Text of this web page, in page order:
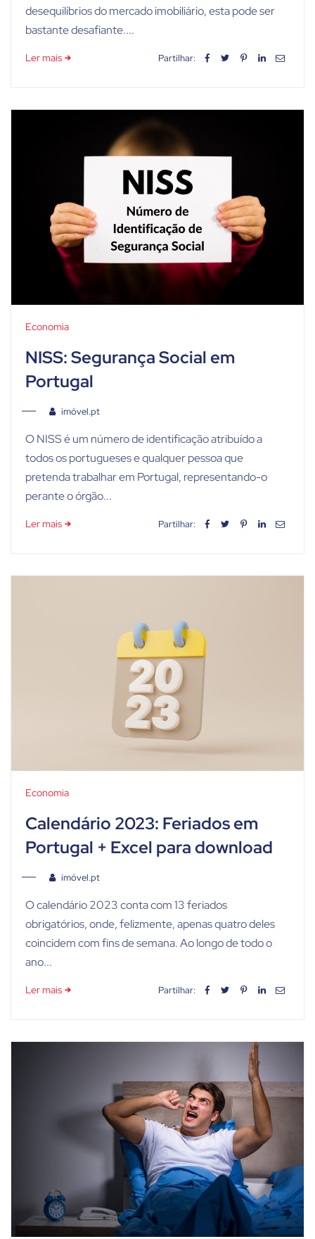
desequilíbrios do mercado imobiliário, esta pode ser
bastante desafiante....
Ler mais Partilhar:
Economia
NISS: Segurança Social em
Portugal
imóvel.pt
O NISS é um número de identificação atribuído a
todos os portugueses e qualquer pessoa que
pretenda trabalhar em Portugal, representando-o
perante o órgão...
Ler mais Partilhar:
Economia
Calendário 2023: Feriados em
Portugal + Excel para download
imóvel.pt
O calendário 2023 conta com 13 feriados
obrigatórios, onde, felizmente, apenas quatro deles
coincidem com fins de semana. Ao longo de todo o
ano...
Ler mais Partilhar: